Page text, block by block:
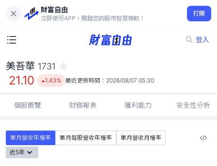
財富自由
立即使用APP，開啟您的股市智慧導航！
打開
登入
21.10
1.43%
美吾華 1731
21.10 1.43% 最近更新時間： 2026/08/07 05:30
個股概覽 財務報表 獲利能力 安全性分析
單月營收年增率 單月每股營收年增率
單月營收月增率
近5年